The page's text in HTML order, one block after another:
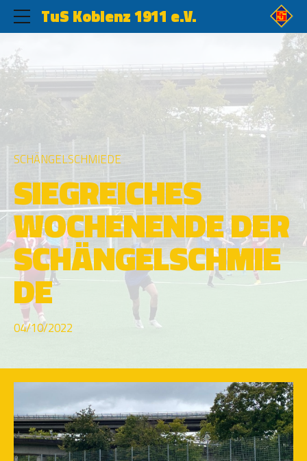
TuS Koblenz 1911 e.V.
SCHÄNGELSCHMIEDE
SIEGREICHES
WOCHENENDE DER
SCHÄNGELSCHMIE
DE
04/10/2022